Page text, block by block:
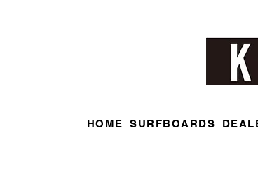
HOME SURFBOARDS